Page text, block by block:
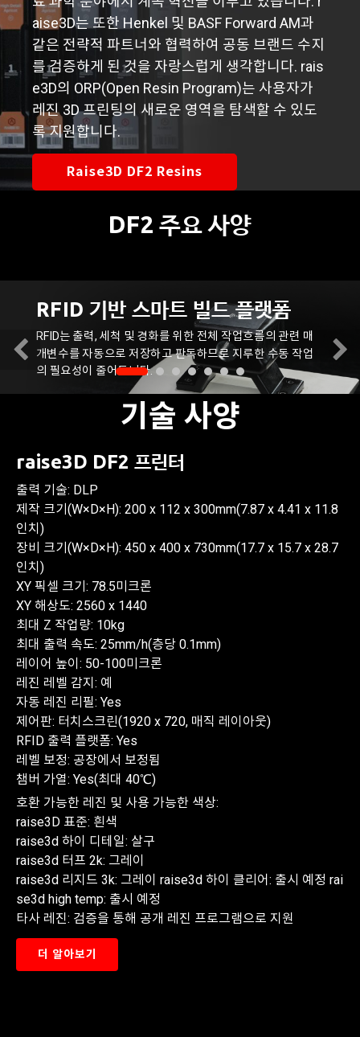
aise3D는 또한 Henkel 및 BASF Forward AM과
같은 전략적 파트너와 협력하여 공동 브랜드 수지
를 검증하게 된 것을 자랑스럽게 생각합니다. rais
e3D의 ORP(Open Resin Program)는 사용자가
레진 3D 프린팅의 새로운 영역을 탐색할 수 있도
록 지원합니다.
Raise3D DF2 Resins
DF2 주요 사양
RFID 기반 스마트 빌드 플랫폼
RFID는 출력, 세척 및 경화를 위한 전체 작업흐름의 관련 매
개변수를 자동으로 저장하고 판독하므로 지루한 수동 작업
의 필요성이 줄어듭니다.
Previous
Previous
기술 사양
raise3D DF2 프린터
출력 기술: DLP
제작 크기(W×D×H): 200 x 112 x 300mm(7.87 x 4.41 x 11.8
인치)
장비 크기(W×D×H): 450 x 400 x 730mm(17.7 x 15.7 x 28.7
인치)
XY 픽셀 크기: 78.5미크론
XY 해상도: 2560 x 1440
최대 Z 작업량: 10kg
최대 출력 속도: 25mm/h(층당 0.1mm)
레이어 높이: 50-100미크론
레진 레벨 감지: 예
자동 레진 리필: Yes
제어판: 터치스크린(1920 x 720, 매직 레이아웃)
RFID 출력 플랫폼: Yes
레벨 보정: 공장에서 보정됨
챔버 가열: Yes(최대 40℃)
호환 가능한 레진 및 사용 가능한 색상:
raise3D 표준: 흰색
raise3d 하이 디테일: 살구
raise3d 터프 2k: 그레이
raise3d 리지드 3k: 그레이 raise3d 하이 클리어: 출시 예정 rai
se3d high temp: 출시 예정
타사 레진: 검증을 통해 공개 레진 프로그램으로 지원
더 알아보기